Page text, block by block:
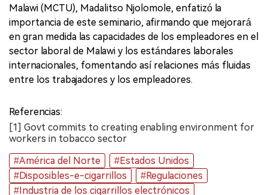
Malawi (MCTU), Madalitso Njolomole, enfatizó la
importancia de este seminario, afirmando que mejorará
en gran medida las capacidades de los empleadores en el
sector laboral de Malawi y los estándares laborales
internacionales, fomentando así relaciones más fluidas
entre los trabajadores y los empleadores.
Referencias:
[1] Govt commits to creating enabling environment for
workers in tobacco sector
#América del Norte
#Estados Unidos
#Disposibles-e-cigarrillos
#Regulaciones
#Industria de los cigarrillos electrónicos